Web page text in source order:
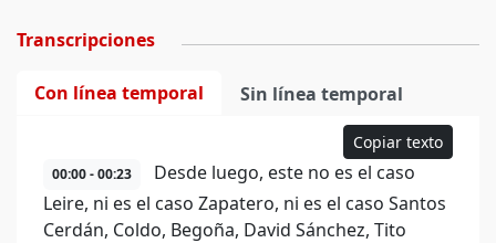
Transcripciones
Con línea temporal Sin línea temporal
Copiar texto
00:00 - 00:23
Desde luego, este no es el caso
Leire, ni es el caso Zapatero, ni es el caso Santos
Cerdán, Coldo, Begoña, David Sánchez, Tito